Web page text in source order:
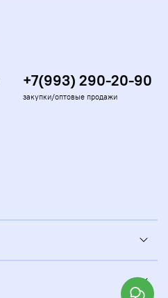
+7(993) 290-20-90
закупки/оптовые продажи